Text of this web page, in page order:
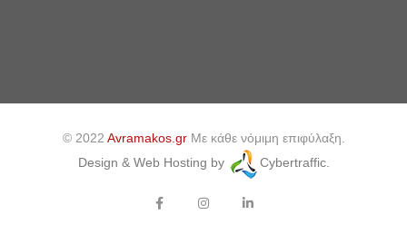
© 2022 Avramakos.grΜε κάθε νόμιμη επιφύλαξη.
Design & Web Hosting by
Cybertraffic.